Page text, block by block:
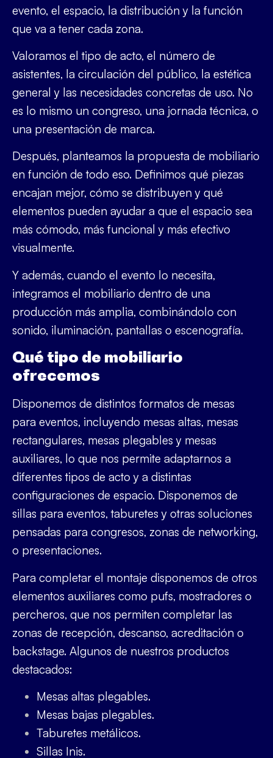
evento, el espacio, la distribución y la función
que va a tener cada zona.
Valoramos el tipo de acto, el número de
asistentes, la circulación del público, la estética
general y las necesidades concretas de uso. No
es lo mismo un congreso, una jornada técnica, o
una presentación de marca.
Después, planteamos la propuesta de mobiliario
en función de todo eso. Definimos qué piezas
encajan mejor, cómo se distribuyen y qué
elementos pueden ayudar a que el espacio sea
más cómodo, más funcional y más efectivo
visualmente.
Y además, cuando el evento lo necesita,
integramos el mobiliario dentro de una
producción más amplia, combinándolo con
sonido, iluminación, pantallas o escenografía.
Qué tipo de mobiliario
ofrecemos
Disponemos de distintos formatos de mesas
para eventos, incluyendo mesas altas, mesas
rectangulares, mesas plegables y mesas
auxiliares, lo que nos permite adaptarnos a
diferentes tipos de acto y a distintas
configuraciones de espacio. Disponemos de
sillas para eventos, taburetes y otras soluciones
pensadas para congresos, zonas de networking,
o presentaciones.
Para completar el montaje disponemos de otros
elementos auxiliares como pufs, mostradores o
percheros, que nos permiten completar las
zonas de recepción, descanso, acreditación o
backstage. Algunos de nuestros productos
destacados:
Mesas altas plegables.
Mesas bajas plegables.
Taburetes metálicos.
Sillas Inis.